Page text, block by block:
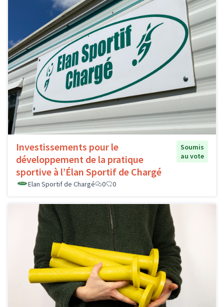
Investissements pour le
développement de la pratique
sportive à l’Élan Sportif de Chargé
Soumis
au vote
Elan Sportif de Chargé 0 0